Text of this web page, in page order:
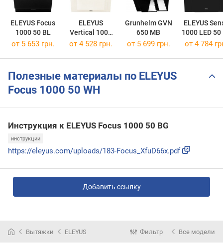
ELEYUS Focus
1000 50 BL
ELEYUS
Vertical 1000
50 BG
Grunhelm GVN
650 MB
ELEYUS
1000 LED 50
от 5 653 грн. от 4 528 грн. от 5 699 грн. от 4 784
Полезные материалы по ELEYUS
Focus 1000 50 WH
Инструкция к ELEYUS Focus 1000 50 BG
инструкции
https://eleyus.com/uploads/183-Focus_XfuD66x.pdf
Добавить ссылку
Вытяжки ELEYUS Фильтр Все модели